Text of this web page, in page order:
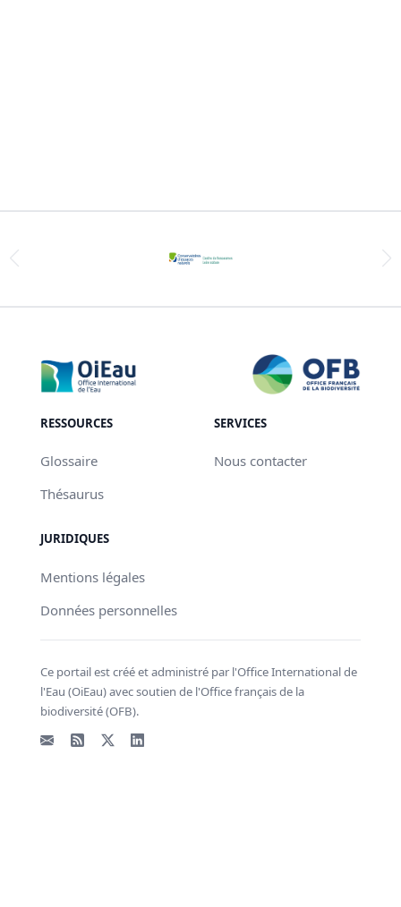
RESSOURCES
Glossaire
Thésaurus
SERVICES
Nous contacter
JURIDIQUES
Mentions légales
Données personnelles
Ce portail est créé et administré par l'Office International de
l'Eau (OiEau) avec soutien de l'Office français de la
biodiversité (OFB).